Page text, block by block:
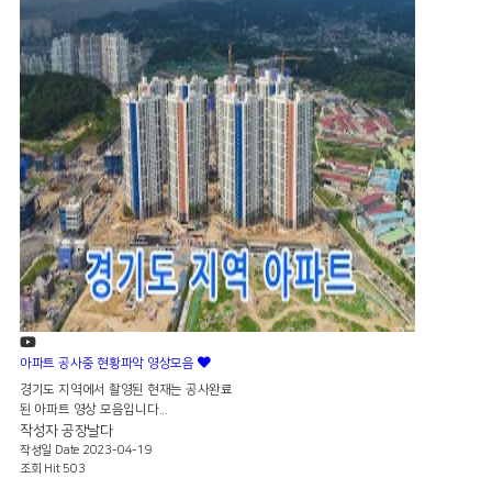
아파트 공사중 현황파악 영상모음
경기도 지역에서 촬영된 현재는 공사완료
된 아파트 영상 모음입니다...
작성자 공장날다
작성일 Date 2023-04-19
조회 Hit 503